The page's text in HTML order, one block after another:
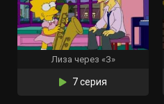
Лиза через «З»
7 серия